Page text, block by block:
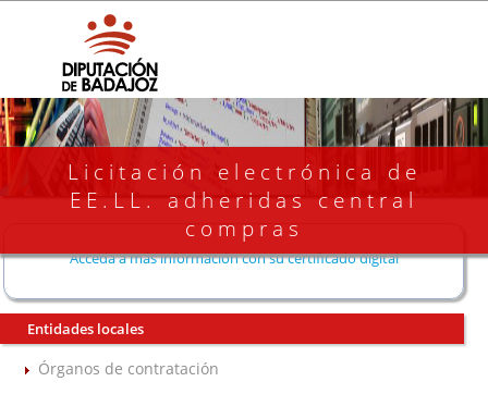
Licitación electrónica de
EE.LL. adheridas central
compras
Acceda a más información con su certificado digital
Entidades locales
Órganos de contratación